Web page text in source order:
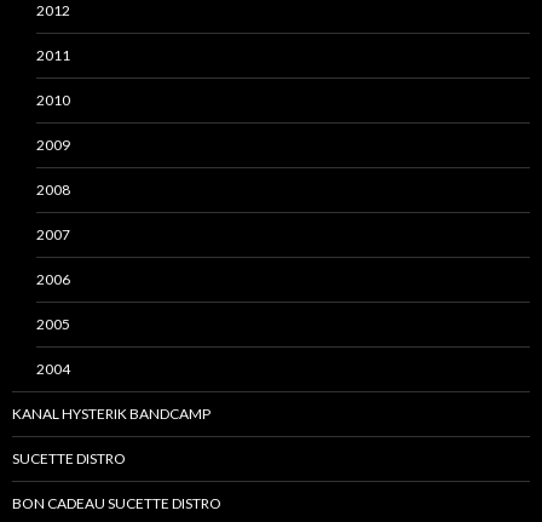
2012
2011
2010
2009
2008
2007
2006
2005
2004
KANAL HYSTERIK BANDCAMP
SUCETTE DISTRO
BON CADEAU SUCETTE DISTRO